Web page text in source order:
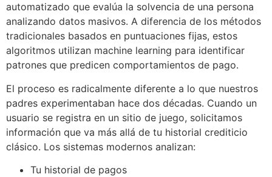
automatizado que evalúa la solvencia de una persona
analizando datos masivos. A diferencia de los métodos
tradicionales basados en puntuaciones fijas, estos
algoritmos utilizan machine learning para identificar
patrones que predicen comportamientos de pago.
El proceso es radicalmente diferente a lo que nuestros
padres experimentaban hace dos décadas. Cuando un
usuario se registra en un sitio de juego, solicitamos
información que va más allá de tu historial crediticio
clásico. Los sistemas modernos analizan:
Tu historial de pagos